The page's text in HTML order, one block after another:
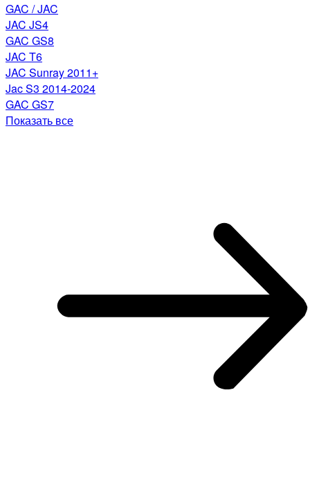
GAC / JAC
JAC JS4
GAC GS8
JAC T6
JAC Sunray 2011+
Jac S3 2014-2024
GAC GS7
Показать все